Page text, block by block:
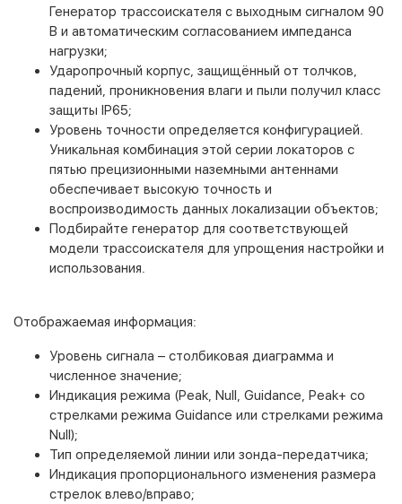
Генератор трассоискателя с выходным сигналом 90
В и автоматическим согласованием импеданса
нагрузки;
Ударопрочный корпус, защищённый от толчков,
падений, проникновения влаги и пыли получил класс
защиты IP65;
Уровень точности определяется конфигурацией.
Уникальная комбинация этой серии локаторов с
пятью прецизионными наземными антеннами
обеспечивает высокую точность и
воспроизводимость данных локализации объектов;
Подбирайте генератор для соответствующей
модели трассоискателя для упрощения настройки и
использования.
Отображаемая информация:
Уровень сигнала – столбиковая диаграмма и
численное значение;
Индикация режима (Peak, Null, Guidance, Peak+ со
стрелками режима Guidance или стрелками режима
Null);
Тип определяемой линии или зонда-передатчика;
Индикация пропорционального изменения размера
стрелок влево/вправо;